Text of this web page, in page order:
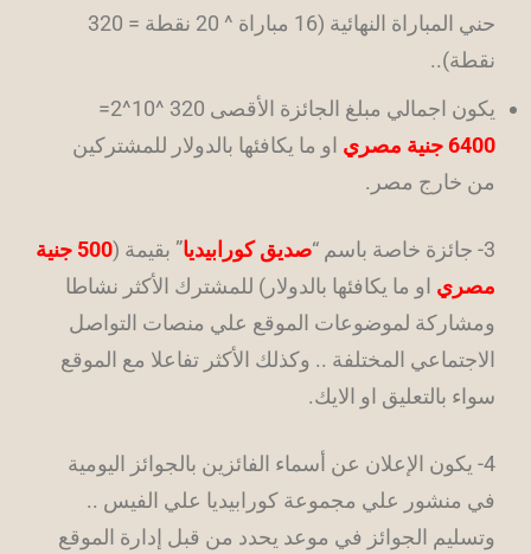
حني المباراة النهائية (16 مباراة ^ 20 نقطة = 320
نقطة)..
يكون اجمالي مبلغ الجائزة الأقصى 320 ^10^2=
6400 جنية مصري
او ما يكافئها بالدولار للمشتركين
من خارج مصر.
3- جائزة خاصة باسم “ صديق كورابيديا” بقيمة (
500 جنية
مصري او ما يكافئها بالدولار) للمشترك الأكثر نشاطا
ومشاركة لموضوعات الموقع علي منصات التواصل
الاجتماعي المختلفة .. وكذلك الأكثر تفاعلا مع الموقع
سواء بالتعليق او الايك.
4- يكون الإعلان عن أسماء الفائزين بالجوائز اليومية
في منشور علي مجموعة كورابيديا علي الفيس ..
وتسليم الجوائز في موعد يحدد من قبل إدارة الموقع